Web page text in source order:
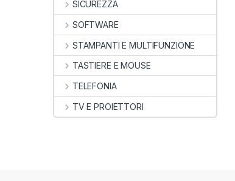
SICUREZZA
SOFTWARE
STAMPANTI E MULTIFUNZIONE
TASTIERE E MOUSE
TELEFONIA
TV E PROIETTORI